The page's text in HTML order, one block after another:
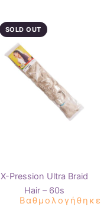
SOLD OUT
X-Pression Ultra Braid
Hair – 60s
Βαθμολογήθηκε